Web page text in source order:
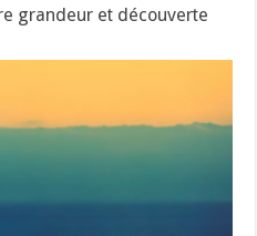
grandeur et découverte